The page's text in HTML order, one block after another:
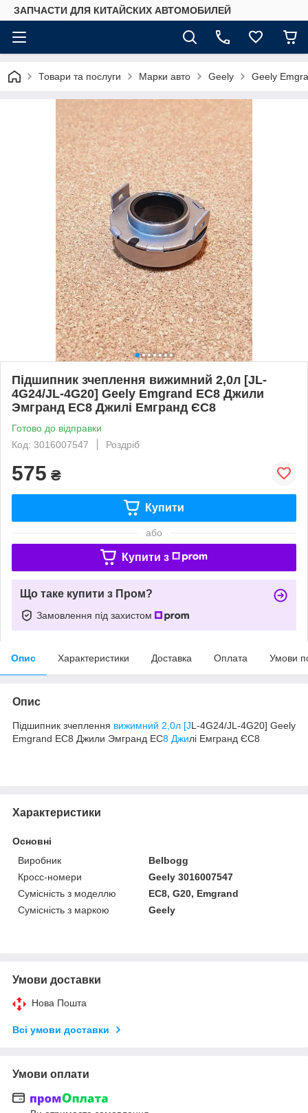
ЗАПЧАСТИ ДЛЯ КИТАЙСКИХ АВТОМОБИЛЕЙ
Товари та послуги Марки авто Geely Geely
Підшипник зчеплення вижимний 2,0л [JL-
4G24/JL-4G20] Geely Emgrand EC8 Джили
Эмгранд ЕС8 Джилі Емгранд ЄС8
Готово до відправки
Код: 3016007547
Роздріб
575 ₴
Купити
або
Купити з
Що таке купити з Пром?
Замовлення під захистом
Опис Характеристики Доставка Оплата Умови
Опис
Підшипник зчеплення вижимний 2,0л [JL-4G24/JL-4G20] Geely
Emgrand EC8 Джили Эмгранд ЕС8 Джилі Емгранд ЄС8
Характеристики
Основні
Виробник
Belbogg
Кросс-номери
Geely 3016007547
Сумісність з моделлю
EC8, G20, Emgrand
Сумісність з маркою
Geely
Умови доставки
Нова Пошта
Всі умови доставки
Умови оплати